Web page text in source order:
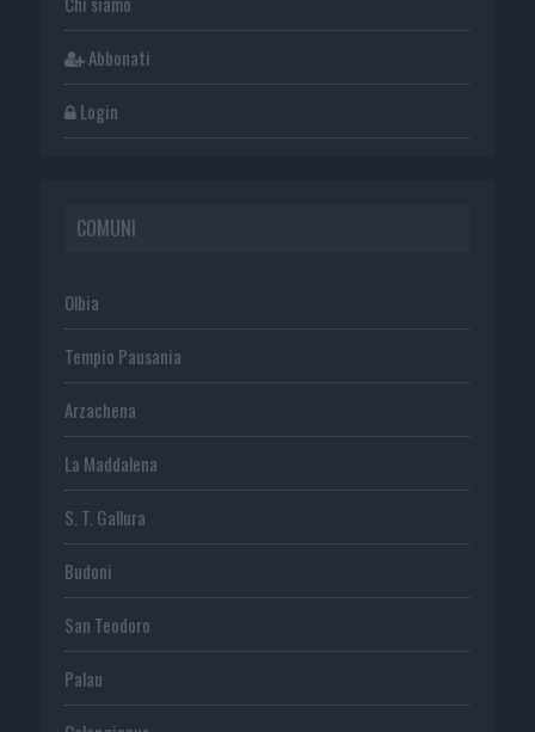
Abbonati
Login
COMUNI
Olbia
Tempio Pausania
Arzachena
La Maddalena
S. T. Gallura
Budoni
San Teodoro
Palau